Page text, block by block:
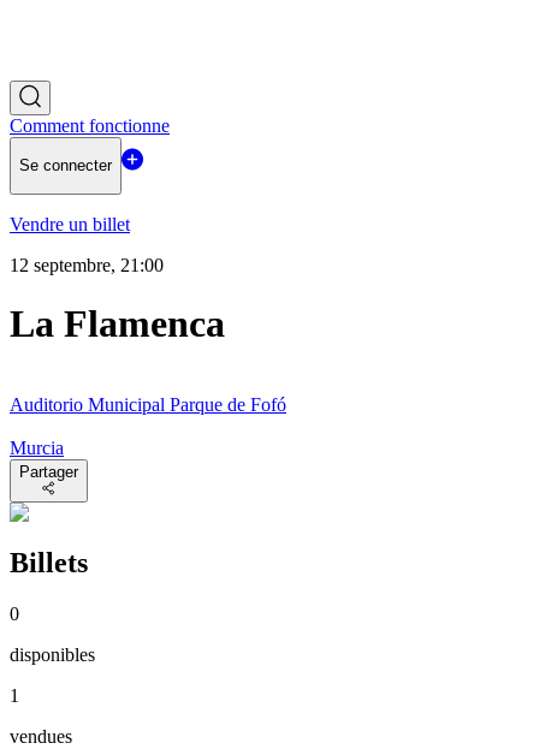
Comment fonctionne
Se connecter
Vendre un billet
12 septembre, 21:00
La Flamenca
Auditorio Municipal Parque de Fofó
Murcia
Partager
Billets
0
disponibles
1
vendues